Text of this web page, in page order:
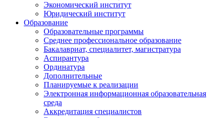
Экономический институт
Юридический институт
Образование
Образовательные программы
Среднее профессиональное образование
Бакалавриат, специалитет, магистратура
Аспирантура
Ординатура
Дополнительные
Планируемые к реализации
Электронная информационная образовательная
среда
Аккредитация специалистов